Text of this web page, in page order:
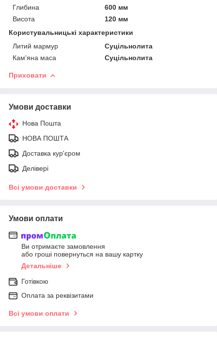
Глибина
600 мм
Висота
120 мм
Користувальницькі характеристики
Литий мармур
Суцільнолита
Кам'яна маса
Суцільнолита
Приховати
Умови доставки
Нова Пошта
НОВА ПОШТА
Доставка кур'єром
Делівері
Всі умови доставки
Умови оплати
Ви отримаєте замовлення
або гроші повернуться на вашу картку
Детальніше
Готівкою
Оплата за реквізитами
Всі умови оплати